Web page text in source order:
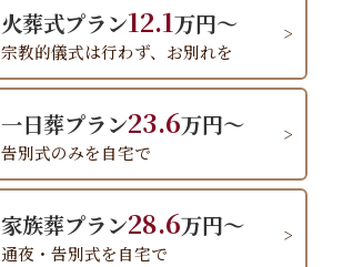
火葬式プラン12.1万円～
宗教的儀式は行わず、お別れを
一日葬プラン23.6万円～
告別式のみを自宅で
家族葬プラン28.6万円～
通夜・告別式を自宅で